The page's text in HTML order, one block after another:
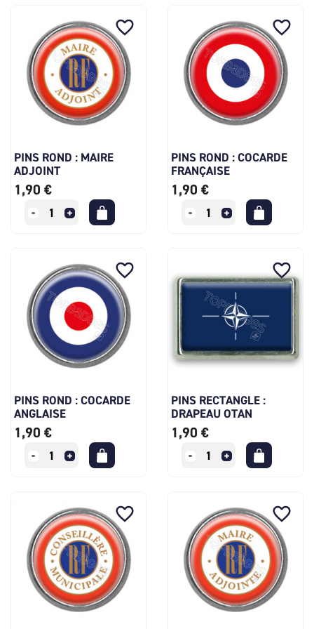
PINS ROND : MAIRE
ADJOINT
1,90 €
favorite_border
PINS ROND : COCARDE
FRANÇAISE
1,90 €
favorite_border
PINS ROND : COCARDE
ANGLAISE
1,90 €
favorite_border
PINS RECTANGLE :
DRAPEAU OTAN
1,90 €
favorite_border
favorite_border favorite_border